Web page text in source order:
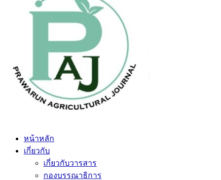
หน้าหลัก
เกี่ยวกับ
เกี่ยวกับวารสาร
กองบรรณาธิการ